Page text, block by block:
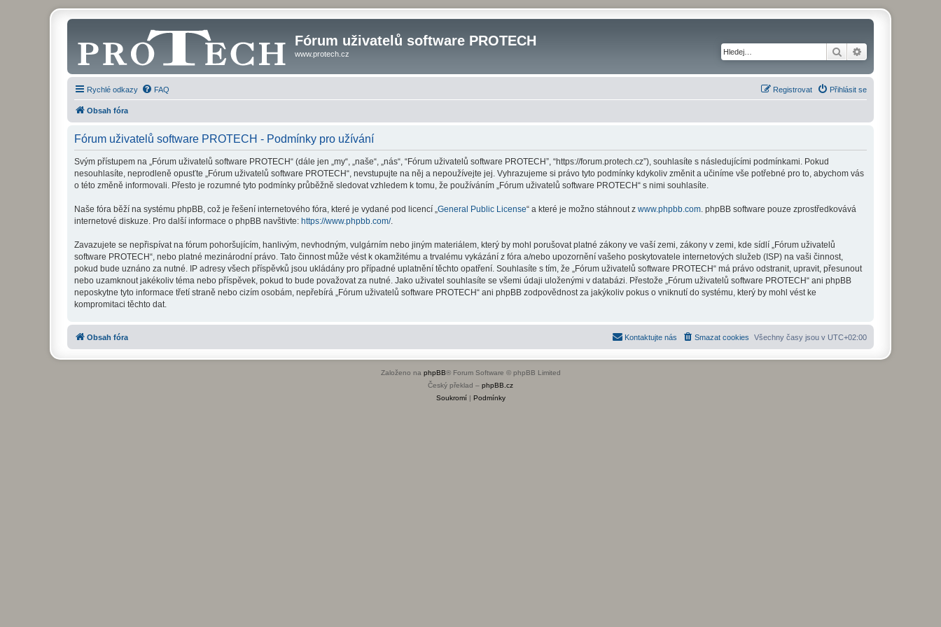
Fórum uživatelů software PROTECH
www.protech.cz Hledat
Rychlé odkazy FAQ Přihlásit se
Registrovat
Obsah fóra
Fórum uživatelů software PROTECH - Podmínky pro užívání
Svým přístupem na „Fórum uživatelů software PROTECH“ (dále jen „my“, „naše“, „nás“, “Fórum uživatelů software PROTECH”, “https://forum.protech.cz”), souhlasíte s následujícími podmínkami. Pokud
nesouhlasíte, neprodleně opusťte „Fórum uživatelů software PROTECH“, nevstupujte na něj a nepoužívejte jej. Vyhrazujeme si právo tyto podmínky kdykoliv změnit a učiníme vše potřebné pro to, abychom vás
o této změně informovali. Přesto je rozumné tyto podmínky průběžně sledovat vzhledem k tomu, že používáním „Fórum uživatelů software PROTECH“ s nimi souhlasíte.
Naše fóra běží na systému phpBB, což je řešení internetového fóra, které je vydané pod licencí „ General Public License“ a které je možno stáhnout z www.phpbb.com . phpBB software pouze zprostředkovává
internetové diskuze. Pro další informace o phpBB navštivte: https://www.phpbb.com/.
Zavazujete se nepřispívat na fórum pohoršujícím, hanlivým, nevhodným, vulgárním nebo jiným materiálem, který by mohl porušovat platné zákony ve vaší zemi, zákony v zemi, kde sídlí „Fórum uživatelů
software PROTECH“, nebo platné mezinárodní právo. Tato činnost může vést k okamžitému a trvalému vykázání z fóra a/nebo upozornění vašeho poskytovatele internetových služeb (ISP) na vaši činnost,
pokud bude uznáno za nutné. IP adresy všech příspěvků jsou ukládány pro případné uplatnění těchto opatření. Souhlasíte s tím, že „Fórum uživatelů software PROTECH“ má právo odstranit, upravit, přesunout
nebo uzamknout jakékoliv téma nebo příspěvek, pokud to bude považovat za nutné. Jako uživatel souhlasíte se všemi údaji uloženými v databázi. Přestože „Fórum uživatelů software PROTECH“ ani phpBB
neposkytne tyto informace třetí straně nebo cizím osobám, nepřebírá „Fórum uživatelů software PROTECH“ ani phpBB zodpovědnost za jakýkoliv pokus o vniknutí do systému, který by mohl vést ke
kompromitaci těchto dat.
Obsah fóra Všechny časy jsou v UTC+02:00
Smazat cookies
Kontaktujte nás
Založeno na phpBB® Forum Software © phpBB Limited
Český překlad – phpBB.cz
Soukromí| Podmínky